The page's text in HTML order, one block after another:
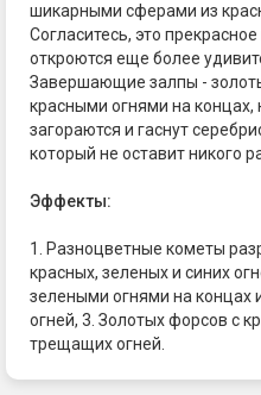
шикарными сферами из
Согласитесь, это
откроются еще более
Завершающие залпы -
красными огнями на
загораются и гаснут
который не оставит никого
Эффекты:
1. Разноцветные кометы
красных, зеленых и синих
зелеными огнями на
огней, 3. Золотых форсов с
трещащих огней.